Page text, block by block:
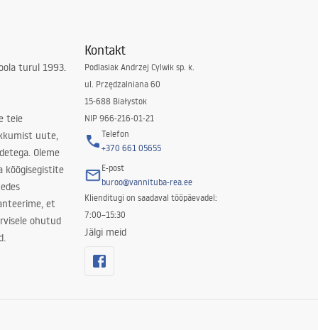
turul 1993.
teie
uute,
Oleme
köögisegistite
et
ohutud
Kontakt
Podlasiak Andrzej Cylwik sp. k.
ul. Przędzalniana 60
15-688 Białystok
NIP 966-216-01-21
Telefon
+370 661 05655
E-post
buroo@vannituba-rea.ee
Klienditugi on saadaval tööpäevadel:
7:00–15:30
Jälgi meid